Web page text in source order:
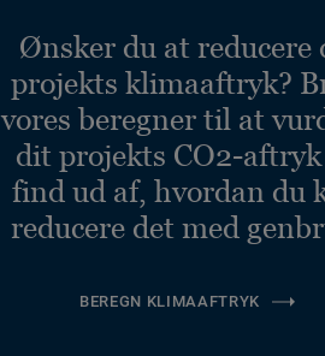
Ønsker du at reducere
projekts klimaaftryk?
vores beregner til at
dit projekts CO2-aftryk
find ud af, hvordan du
reducere det med
BEREGN KLIMAAFTRYK